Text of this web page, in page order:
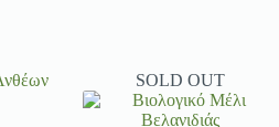
SOLD OUT